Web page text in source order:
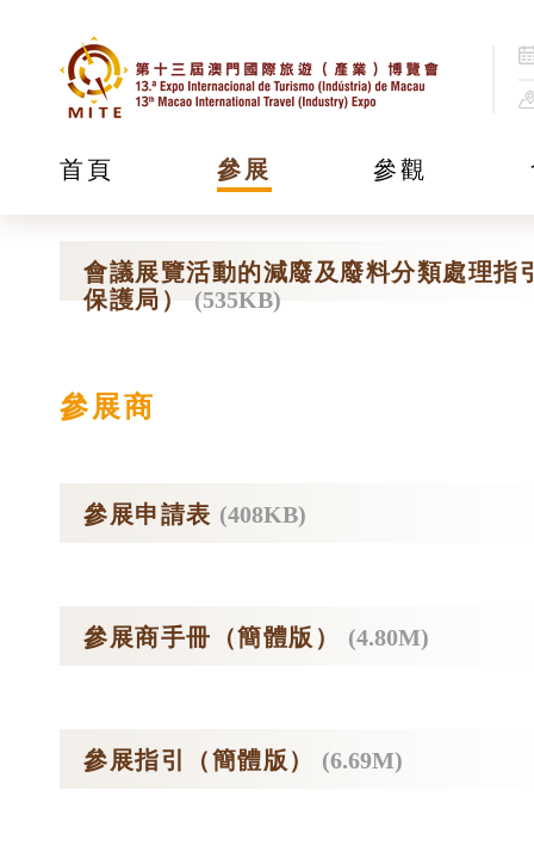
首頁 參展 參觀
會議展覽活動的減廢及廢料分類處理指
保護局） (535KB)
參展商
參展申請表 (408KB)
參展商手冊（簡體版） (4.80M)
參展指引（簡體版） (6.69M)